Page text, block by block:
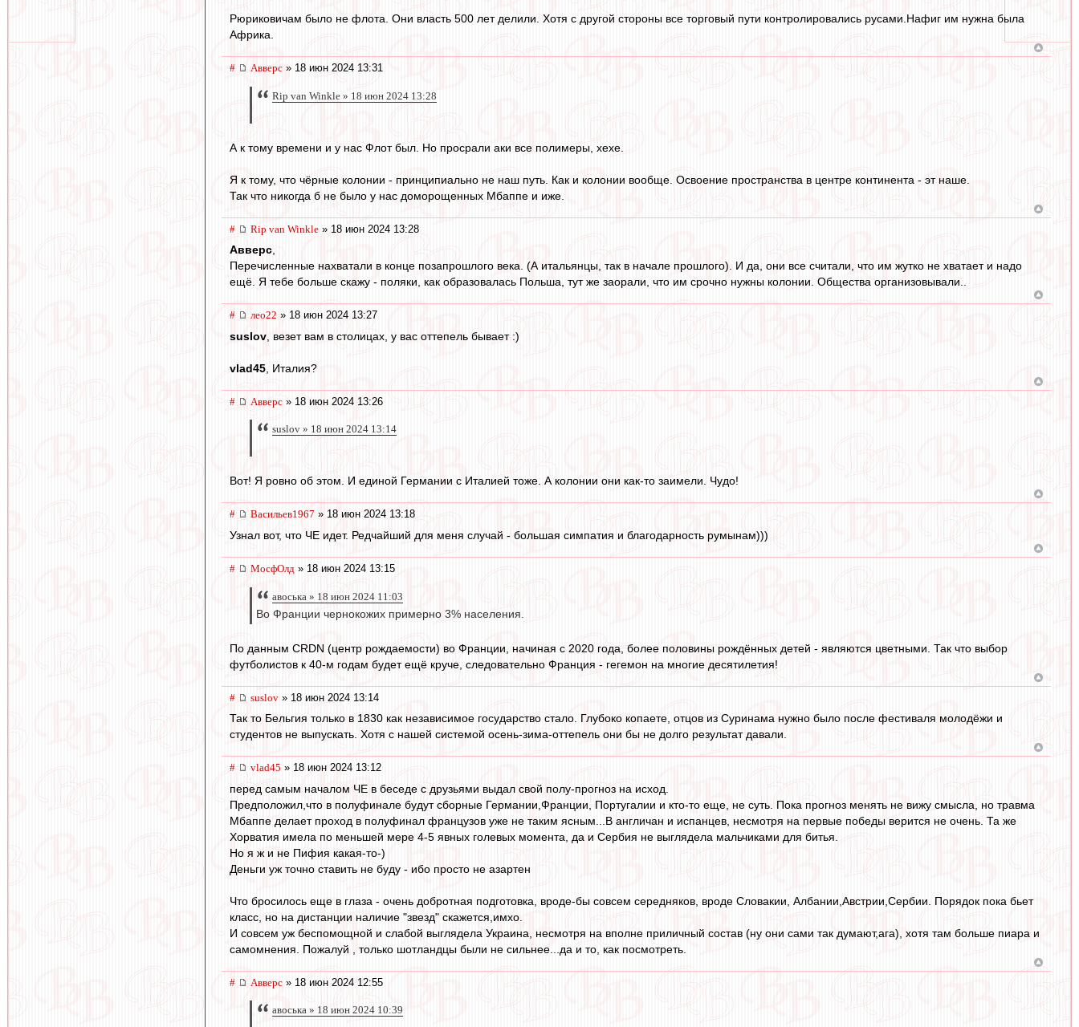
Рюриковичам было не флота. Они власть 500 лет делили. Хотя с другой стороны все торговый пути контролировались русами.Нафиг им нужна была
Африка.
# Авверс » 18 июн 2024 13:31
Rip van Winkle » 18 июн 2024 13:28
А к тому времени и у нас Флот был. Но просрали аки все полимеры, хехе.
Я к тому, что чёрные колонии - принципиально не наш путь. Как и колонии вообще. Освоение пространства в центре континента - эт наше.
Так что никогда б не было у нас доморощенных Мбаппе и иже.
# Rip van Winkle » 18 июн 2024 13:28
Авверс,
Перечисленные нахватали в конце позапрошлого века. (А итальянцы, так в начале прошлого). И да, они все считали, что им жутко не хватает и надо
ещё. Я тебе больше скажу - поляки, как образовалась Польша, тут же заорали, что им срочно нужны колонии. Общества организовывали..
# лео22 » 18 июн 2024 13:27
suslov , везет вам в столицах, у вас оттепель бывает :)
vlad45 , Италия?
# Авверс » 18 июн 2024 13:26
suslov » 18 июн 2024 13:14
Вот! Я ровно об этом. И единой Германии с Италией тоже. А колонии они как-то заимели. Чудо!
# Васильев1967 » 18 июн 2024 13:18
Узнал вот, что ЧЕ идет. Редчайший для меня случай - большая симпатия и благодарность румынам)))
# МосфОлд » 18 июн 2024 13:15
авоська » 18 июн 2024 11:03
Во Франции чернокожих примерно 3% населения.
По данным CRDN (центр рождаемости) во Франции, начиная с 2020 года, более половины рождённых детей - являются цветными. Так что выбор
футболистов к 40-м годам будет ещё круче, следовательно Франция - гегемон на многие десятилетия!
# suslov » 18 июн 2024 13:14
Так то Бельгия только в 1830 как независимое государство стало. Глубоко копаете, отцов из Суринама нужно было после фестиваля молодёжи и
студентов не выпускать. Хотя с нашей системой осень-зима-оттепель они бы не долго результат давали.
# vlad45 » 18 июн 2024 13:12
перед самым началом ЧЕ в беседе с друзьями выдал свой полу-прогноз на исход.
Предположил,что в полуфинале будут сборные Германии,Франции, Португалии и кто-то еще, не суть. Пока прогноз менять не вижу смысла, но травма
Мбаппе делает проход в полуфинал французов уже не таким ясным...В англичан и испанцев, несмотря на первые победы верится не очень. Та же
Хорватия имела по меньшей мере 4-5 явных голевых момента, да и Сербия не выглядела мальчиками для битья.
Но я ж и не Пифия какая-то-)
Деньги уж точно ставить не буду - ибо просто не азартен
Что бросилось еще в глаза - очень добротная подготовка, вроде-бы совсем середняков, вроде Словакии, Албании,Австрии,Сербии. Порядок пока бьет
класс, но на дистанции наличие "звезд" скажется,имхо.
И совсем уж беспомощной и слабой выглядела Украина, несмотря на вполне приличный состав (ну они сами так думают,ага), хотя там больше пиара и
самомнения. Пожалуй , только шотландцы были не сильнее...да и то, как посмотреть.
# Авверс » 18 июн 2024 12:55
авоська » 18 июн 2024 10:39